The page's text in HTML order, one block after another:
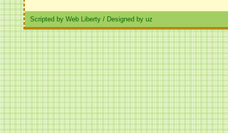
Scripted by Web Liberty / Designed by uz